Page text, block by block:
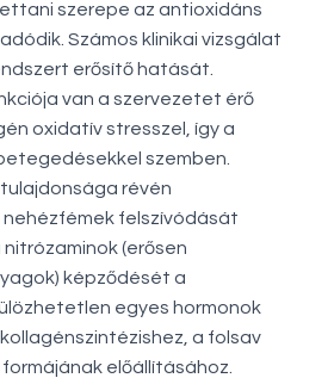
szerepe az antioxidáns
Számos klinikai vizsgálat
erősítő hatását.
van a szervezetet érő
oxidatív stresszel, így a
szemben.
révén
felszívódását
nitrózaminok (erősen
képződését a
egyes hormonok
a folsav
előállításához.